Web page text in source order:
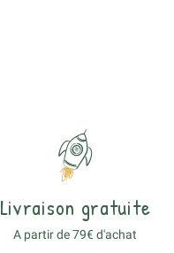
Livraison gratuite
A partir de 79€ d'achat